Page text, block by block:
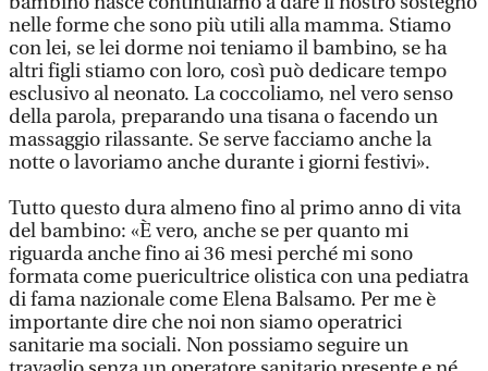
nelle forme che sono più utili alla mamma. Stiamo
con lei, se lei dorme noi teniamo il bambino, se ha
altri figli stiamo con loro, così può dedicare tempo
esclusivo al neonato. La coccoliamo, nel vero senso
della parola, preparando una tisana o facendo un
massaggio rilassante. Se serve facciamo anche la
notte o lavoriamo anche durante i giorni festivi».
Tutto questo dura almeno fino al primo anno di vita
del bambino: «È vero, anche se per quanto mi
riguarda anche fino ai 36 mesi perché mi sono
formata come puericultrice olistica con una pediatra
di fama nazionale come Elena Balsamo. Per me è
importante dire che noi non siamo operatrici
sanitarie ma sociali. Non possiamo seguire un